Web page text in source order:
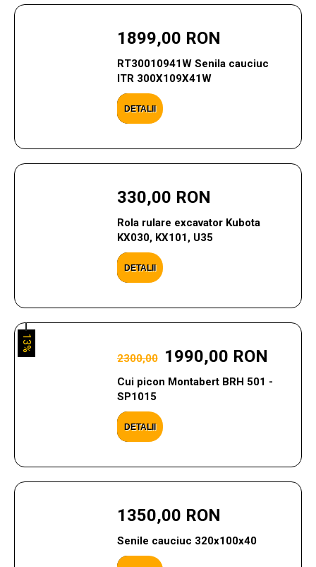
1899,00 RON
RT30010941W Senila cauciuc
ITR 300X109X41W
DETALII
330,00 RON
Rola rulare excavator Kubota
KX030, KX101, U35
DETALII
2300,00 1990,00 RON
Cui picon Montabert BRH 501 -
SP1015
DETALII
13%
1350,00 RON
Senile cauciuc 320x100x40